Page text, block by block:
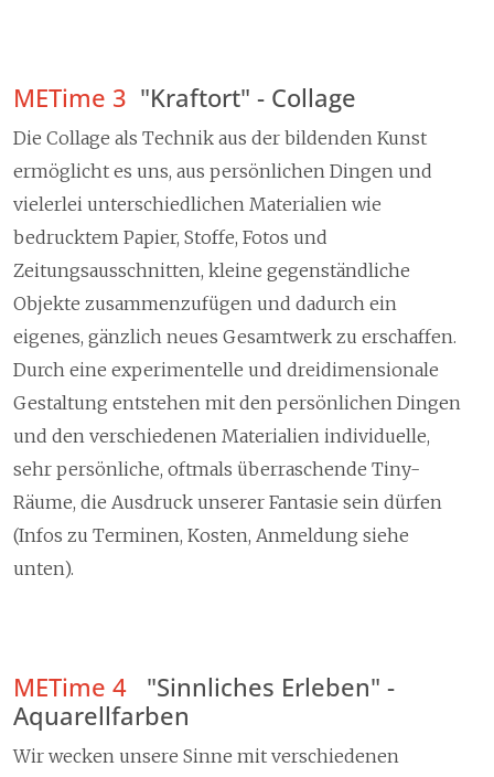
METime 3 "Kraftort" - Collage
Die Collage als Technik aus der bildenden Kunst
ermöglicht es uns, aus persönlichen Dingen und
vielerlei unterschiedlichen Materialien wie
bedrucktem Papier, Stoffe, Fotos und
Zeitungsausschnitten, kleine gegenständliche
Objekte zusammenzufügen und dadurch ein
eigenes, gänzlich neues Gesamtwerk zu erschaffen.
Durch eine experimentelle und dreidimensionale
Gestaltung entstehen mit den persönlichen Dingen
und den verschiedenen Materialien individuelle,
sehr persönliche, oftmals überraschende Tiny-
Räume, die Ausdruck unserer Fantasie sein dürfen
(Infos zu Terminen, Kosten, Anmeldung siehe
unten).
METime 4 "Sinnliches Erleben" -
Aquarellfarben
Wir wecken unsere Sinne mit verschiedenen